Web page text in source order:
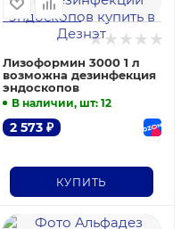
Лизоформин 3000 1 л
возможна дезинфекция
эндоскопов
В наличии, шт: 12
2 573₽
КУПИТЬ